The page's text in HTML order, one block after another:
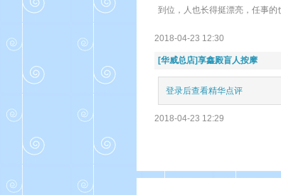
到位，人也长得挺漂亮，任事的
2018-04-23 12:30
[华威总店]享鑫殿盲人按摩
登录后查看精华点评
2018-04-23 12:29